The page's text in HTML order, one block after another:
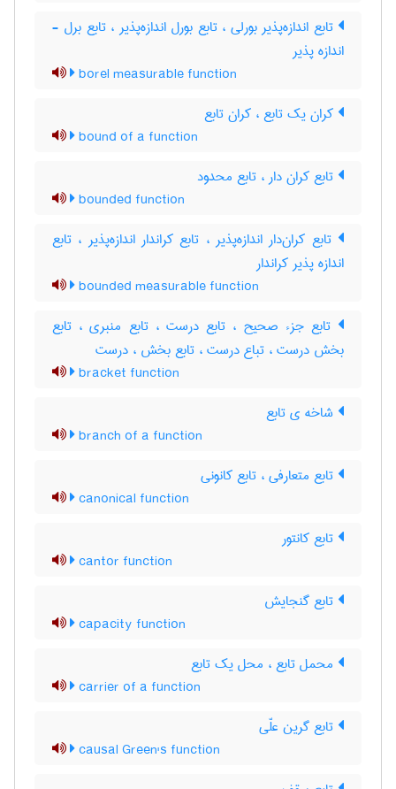
تابع اندازه‌پذیر بورلی ، تابع بورل اندازه‌پذیر ، تابع برل -
اندازه پذیر
borel measurable function
کران یک تابع ، کران تابع
bound of a function
تابع کران دار ، تابع محدود
bounded function
تابع کران‌دار اندازه‌پذیر ، تابع کراندار اندازه‌پذیر ، تابع
اندازه پذیر کراندار
bounded measurable function
تابع جزء صحیح ، تابع درست ، تابع منبری ، تابع
بخش درست ، تباع درست ، تابع بخش ، درست
bracket function
شاخه ی تابع
branch of a function
تابع متعارفی ، تابع کانونی
canonical function
تابع کانتور
cantor function
تابع گنجایش
capacity function
محمل تابع ، محل یک تابع
carrier of a function
تابع گرین علّی
causal Green's function